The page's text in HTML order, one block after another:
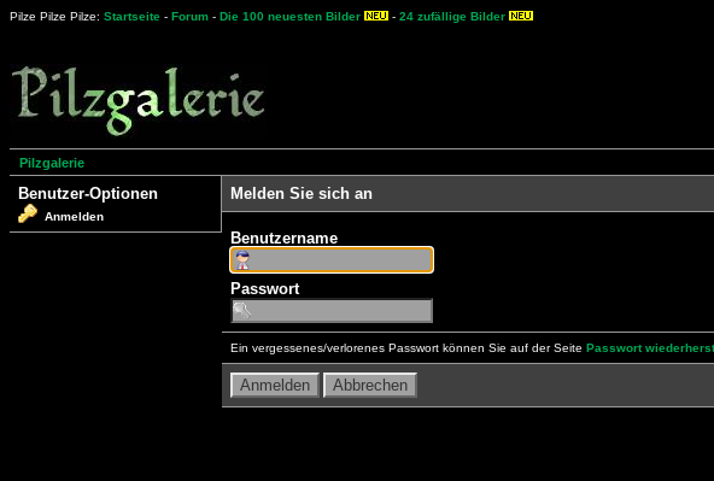
Pilze Pilze Pilze: Startseite - Forum - Die 100 neuesten Bilder - 24 zufällige Bilder
Pilzgalerie
Benutzer-Optionen
Anmelden
Melden Sie sich an
Benutzername
Passwort
Ein vergessenes/verlorenes Passwort können Sie auf der Seite Passwort